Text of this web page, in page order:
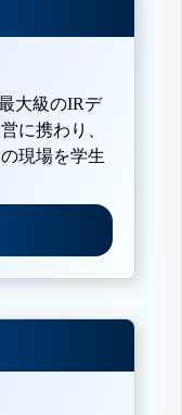
大級のIRデ
に携わり、
現場を学生